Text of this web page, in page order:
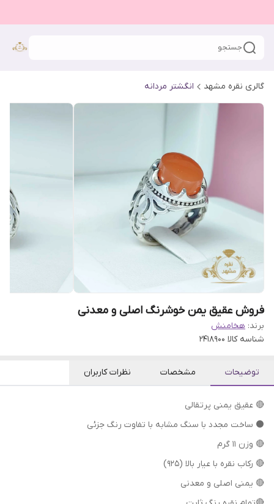
جستجو
گالری نقره مشهد انگشتر مردانه
فروش عقیق یمن خوشرنگ اصلی و معدنی
برند: هخامنش
شناسه کالا 2418900
توضیحات مشخصات نظرات کاربران
🔴 عقیق یمنی پرتقالی
⚫ ساخت مجدد با سنگ مشابه با تفاوت رنگ جزئی
🔴 وزن ۱۱ گرم
🔴 رکاب نقره با عیار بالا (۹۲۵)
🔴 یمنی اصلی و معدنی